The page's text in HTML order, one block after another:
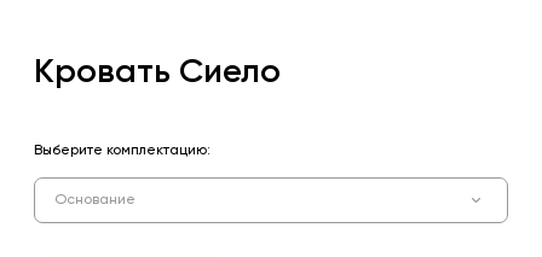
Кровать Сиело
Выберите комплектацию:
Основание